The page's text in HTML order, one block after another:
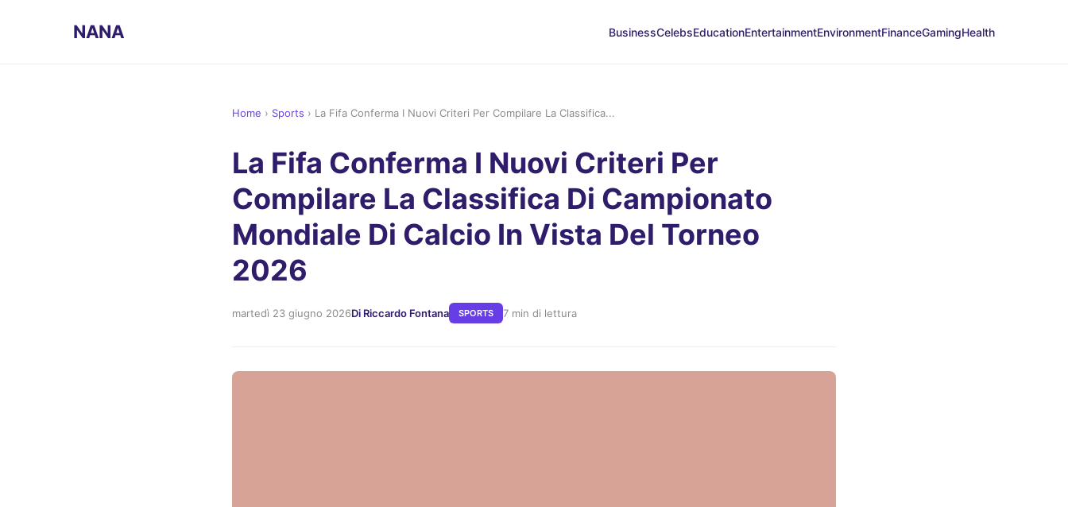
NANA BusinessCelebsEducationEntertainmentEnvironmentFinanceGamingHealth
Home › Sports › La Fifa Conferma I Nuovi Criteri Per Compilare La Classifica...
La Fifa Conferma I Nuovi Criteri Per
Compilare La Classifica Di Campionato
Mondiale Di Calcio In Vista Del Torneo
2026
martedì 23 giugno 2026Di Riccardo Fontana SPORTS 7 min di lettura